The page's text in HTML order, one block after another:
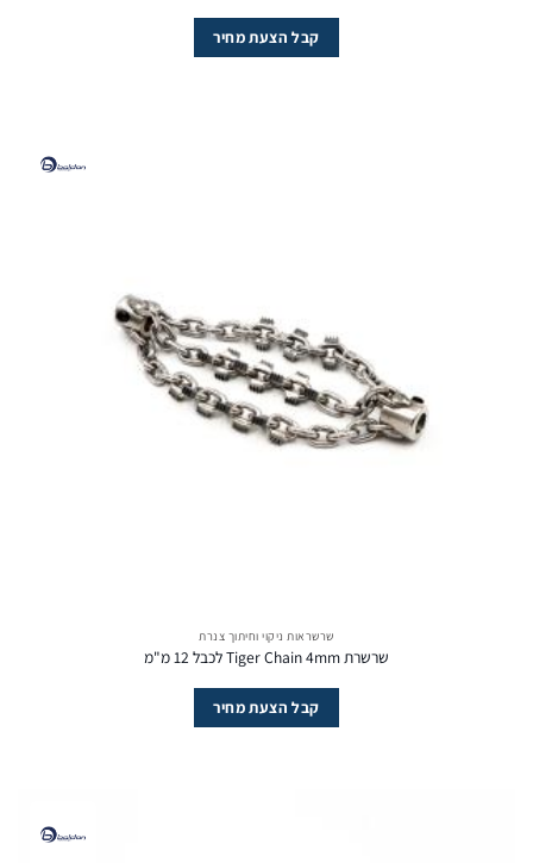
קבל הצעת מחיר
שרשראות ניקוי וחיתוך צנרת
שרשרת Tiger Chain 4mm לכבל 12 מ"מ
קבל הצעת מחיר